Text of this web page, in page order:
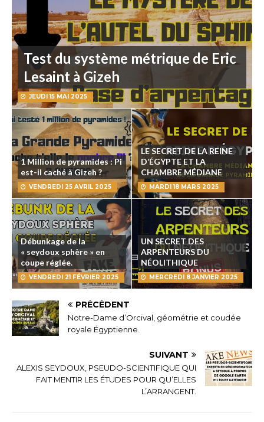
Test du système métrique de Eric
Lesaint à Gizeh
JEUDI 15 MAI 2025
1 Million de pyramides : Pi
est-il caché à Gizeh ?
VENDREDI 25 AVRIL 2025
LE SECRET DE LA REINE
D’ÉGYPTE ET LA
CHAMBRE MÉDIANE
MARDI 18 MARS 2025
Débunkage de la
« seydoux sphère » en
coupe réglée.
VENDREDI 21 FÉVRIER 2025
UN SECRET DES
ARPENTEURS DU
NÉOLITHIQUE
MERCREDI 8 JANVIER 2025
PRÉCÉDENT
Notre-Dame d’Orcival, géométrie et coudée
royale Égyptienne.
SUIVANT
ALEXIS SEYDOUX, PSEUDO-SCIENTIFIQUE QUI
FAIT MENTIR LES ÉTUDES POUR QU’ELLES
L’ARRANGENT.